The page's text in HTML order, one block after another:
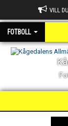
VILL
FOTBOLL